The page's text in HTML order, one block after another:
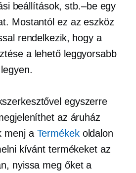
beállítások,stb.–beegy
Mostantól ez az eszköz
rendelkezik, hogy a
a lehető leggyorsabb
egyszerre
az áruház
menj a Termékekoldalon
kívánt termékeket az
nyissa meg őket a